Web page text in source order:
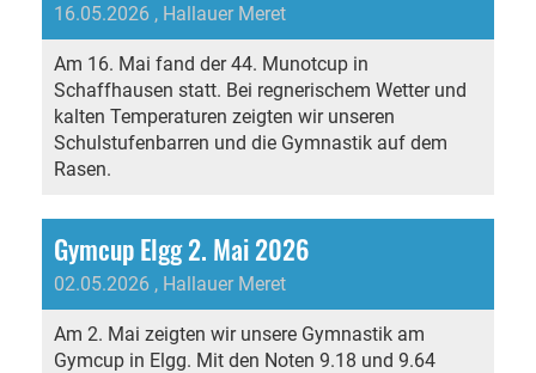
16.05.2026 , Hallauer Meret
Am 16. Mai fand der 44. Munotcup in
Schaffhausen statt. Bei regnerischem Wetter und
kalten Temperaturen zeigten wir unseren
Schulstufenbarren und die Gymnastik auf dem
Rasen.
Gymcup Elgg 2. Mai 2026
02.05.2026 , Hallauer Meret
Am 2. Mai zeigten wir unsere Gymnastik am
Gymcup in Elgg. Mit den Noten 9.18 und 9.64